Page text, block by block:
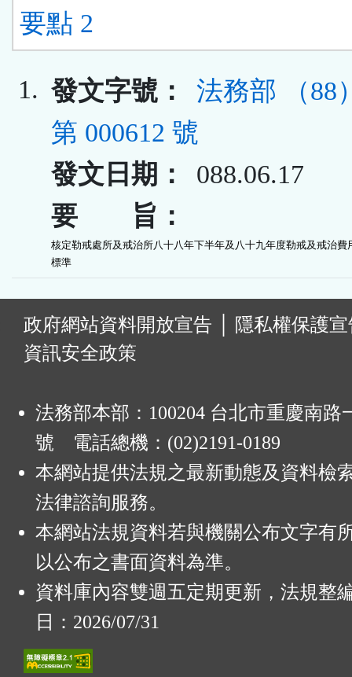
要點 2
1. 發文字號：
法務部 （88
第 000612 號
發文日期：
088.06.17
要 旨：
核定勒戒處所及戒治所八十八年下半年及八十九年度勒戒及戒治費
標準
政府網站資料開放宣告
隱私權保護
資訊安全政策
法務部本部：100204 台北市重慶南路
號 電話總機：(02)2191-0189
本網站提供法規之最新動態及資料檢
法律諮詢服務。
本網站法規資料若與機關公布文字有
以公布之書面資料為準。
資料庫內容雙週五定期更新，法規整
日：2026/07/31